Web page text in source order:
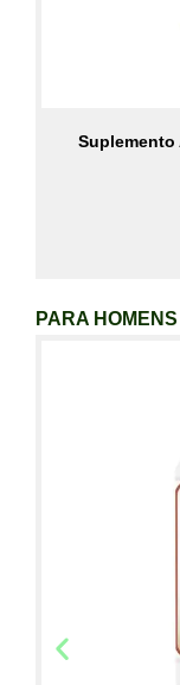
Suplemento
PARA HOMENS